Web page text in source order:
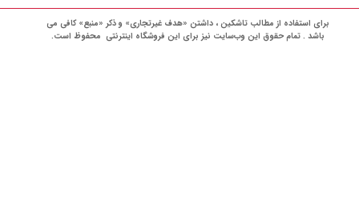
برای استفاده از مطالب تاشکین ، داشتن «هدف غیرتجاری» و ذکر «منبع» کافی می
باشد . تمام حقوق اين وب‌سايت نیز برای این فروشگاه اینترنتی محفوظ است.